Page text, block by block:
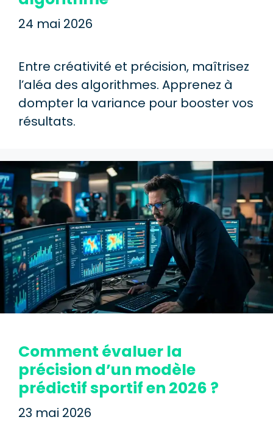
24 mai 2026
Entre créativité et précision, maîtrisez
l’aléa des algorithmes. Apprenez à
dompter la variance pour booster vos
résultats.
Comment évaluer la
précision d’un modèle
prédictif sportif en 2026 ?
23 mai 2026